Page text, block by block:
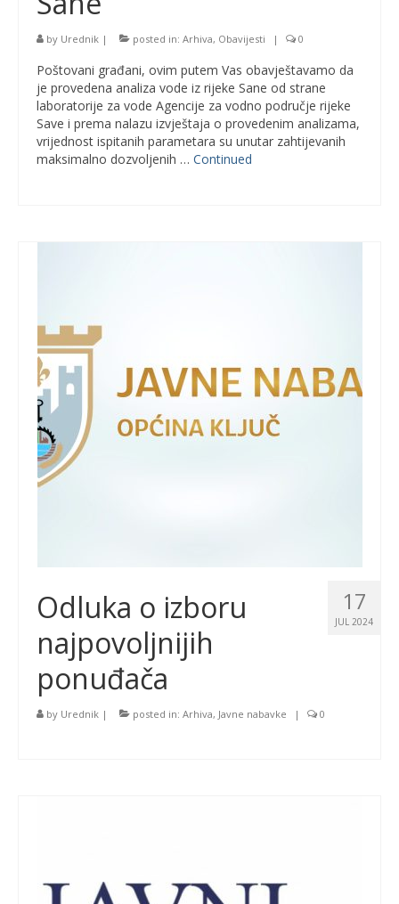
by Urednik | posted in: Arhiva, Obavijesti | 0
Poštovani građani, ovim putem Vas obavještavamo da
je provedena analiza vode iz rijeke Sane od strane
laboratorije za vode Agencije za vodno područje rijeke
Save i prema nalazu izvještaja o provedenim analizama,
vrijednost ispitanih parametara su unutar zahtijevanih
maksimalno dozvoljenih … Continued
17
JUL 2024
Odluka o izboru
najpovoljnijih
ponuđača
by Urednik | posted in: Arhiva, Javne nabavke | 0